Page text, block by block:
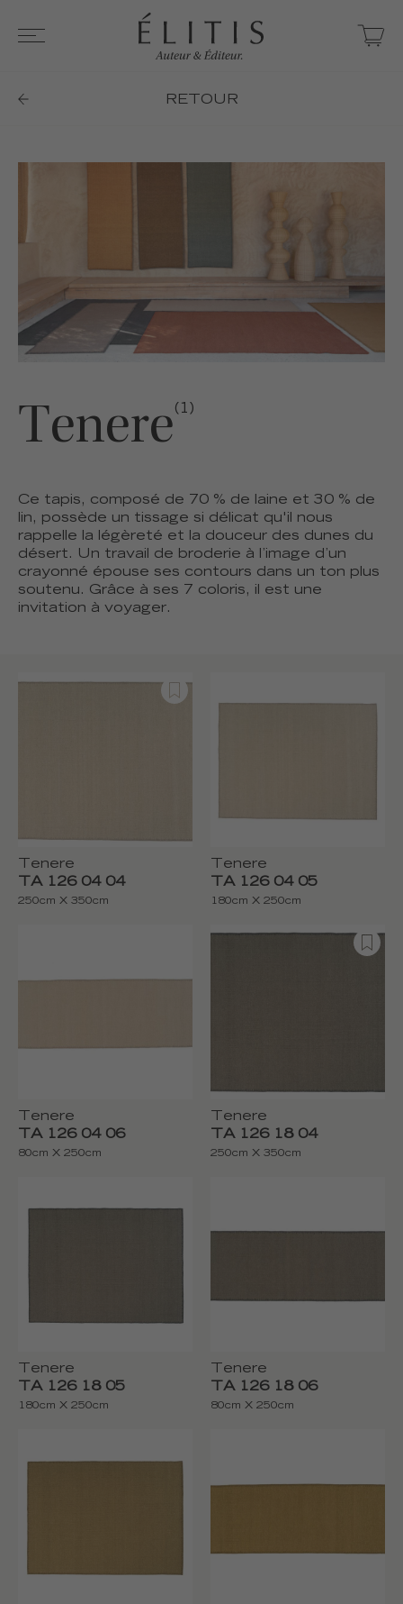
RETOUR
Tenere(1)
Ce tapis, composé de 70 % de laine et 30 % de
lin, possède un tissage si délicat qu'il nous
rappelle la légèreté et la douceur des dunes du
désert. Un travail de broderie à l’image d’un
crayonné épouse ses contours dans un ton plus
soutenu. Grâce à ses 7 coloris, il est une
invitation à voyager.
Tenere
TA 126 04 04
250cm X 350cm
Tenere
TA 126 04 05
180cm X 250cm
Tenere
TA 126 04 06
80cm X 250cm
Tenere
TA 126 18 04
250cm X 350cm
Tenere
TA 126 18 05
180cm X 250cm
Tenere
TA 126 18 06
80cm X 250cm